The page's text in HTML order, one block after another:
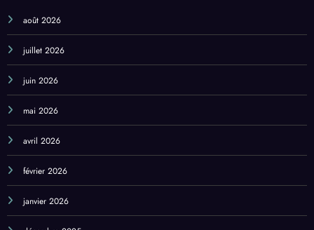
août 2026
juillet 2026
juin 2026
mai 2026
avril 2026
février 2026
janvier 2026